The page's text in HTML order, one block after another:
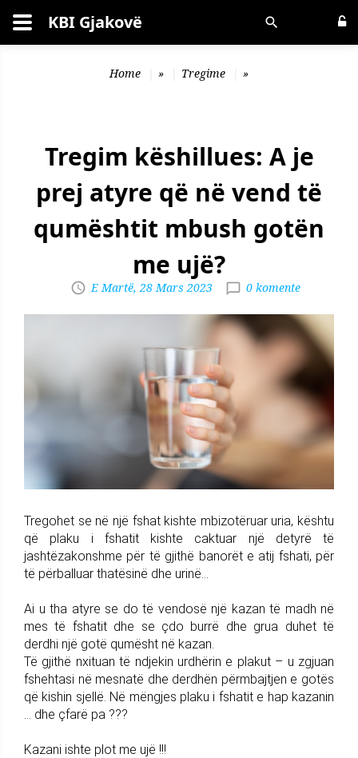
Kërko KBI Gjakovë
Home » Tregime »
Tregim këshillues: A je
prej atyre që në vend të
qumështit mbush gotën
me ujë?
E Martë, 28 Mars 2023 0 komente
Tregohet se në një fshat kishte mbizotëruar uria, kështu
që plaku i fshatit kishte caktuar një detyrë të
jashtëzakonshme për të gjithë banorët e atij fshati, për
të përballuar thatësinë dhe urinë...
Ai u tha atyre se do të vendosë një kazan të madh në
mes të fshatit dhe se çdo burrë dhe grua duhet të
derdhi një gotë qumësht në kazan.
Të gjithë nxituan të ndjekin urdhërin e plakut – u zgjuan
fshehtasi në mesnatë dhe derdhën përmbajtjen e gotës
që kishin sjellë. Në mëngjes plaku i fshatit e hap kazanin
... dhe çfarë pa ???
Kazani ishte plot me ujë !!!